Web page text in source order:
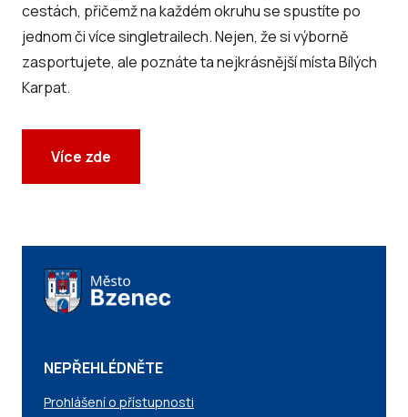
cestách, přičemž na každém okruhu se spustíte po
jednom či více singletrailech. Nejen, že si výborně
zasportujete, ale poznáte ta nejkrásnější místa Bílých
Karpat.
Více zde
NEPŘEHLÉDNĚTE
Prohlášení o přístupnosti